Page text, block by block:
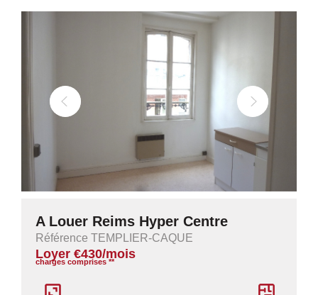
A Louer Reims Hyper Centre
Référence TEMPLIER-CAQUE
Loyer €430/mois
charges comprises **